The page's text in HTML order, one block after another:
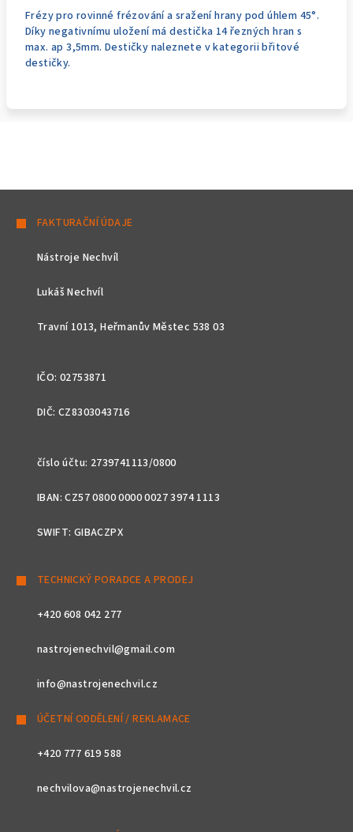
Frézy pro rovinné frézování a sražení hrany pod úhlem 45°.
Díky negativnímu uložení má destička 14 řezných hran s
max. ap 3,5mm. Destičky naleznete v kategorii břitové
destičky.
FAKTURAČNÍ ÚDAJE
Nástroje Nechvíl
Lukáš Nechvíl
Travní 1013, Heřmanův Městec 538 03
IČO: 02753871
DIČ: CZ8303043716
číslo účtu: 2739741113/0800
IBAN: CZ57 0800 0000 0027 3974 1113
SWIFT: GIBACZPX
TECHNICKÝ PORADCE A PRODEJ
+420 608 042 277
nastrojenechvil@gmail.com
info@nastrojenechvil.cz
ÚČETNÍ ODDĚLENÍ / REKLAMACE
+420 777 619 588
nechvilova@nastrojenechvil.cz